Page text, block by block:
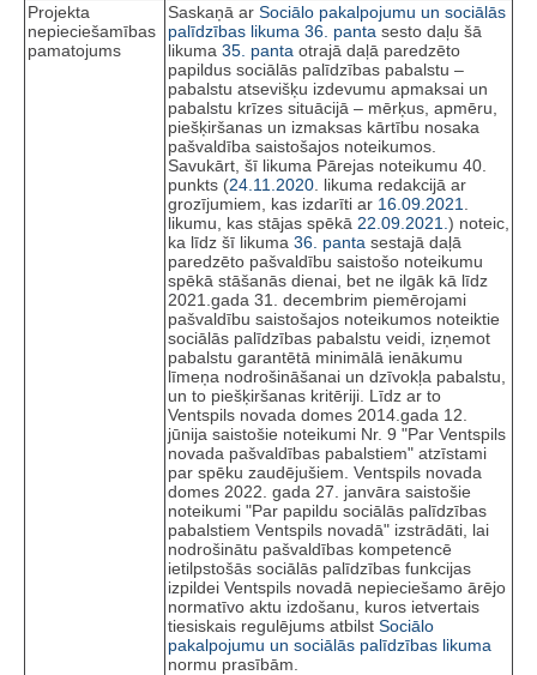
Projekta
nepieciešamības
pamatojums
Saskaņā ar Sociālo pakalpojumu un sociālās
palīdzības likuma 36. panta sesto daļu šā
likuma 35. panta otrajā daļā paredzēto
papildus sociālās palīdzības pabalstu –
pabalstu atsevišķu izdevumu apmaksai un
pabalstu krīzes situācijā – mērķus, apmēru,
piešķiršanas un izmaksas kārtību nosaka
pašvaldība saistošajos noteikumos.
Savukārt, šī likuma Pārejas noteikumu 40.
punkts (24.11.2020 . likuma redakcijā ar
grozījumiem, kas izdarīti ar 16.09.2021
likumu, kas stājas spēkā 22.09.2021. ) noteic,
ka līdz šī likuma 36. panta sestajā daļā
paredzēto pašvaldību saistošo noteikumu
spēkā stāšanās dienai, bet ne ilgāk kā līdz
2021.gada 31. decembrim piemērojami
pašvaldību saistošajos noteikumos noteiktie
sociālās palīdzības pabalstu veidi, izņemot
pabalstu garantētā minimālā ienākumu
līmeņa nodrošināšanai un dzīvokļa pabalstu,
un to piešķiršanas kritēriji. Līdz ar to
Ventspils novada domes 2014.gada 12.
jūnija saistošie noteikumi Nr. 9 "Par Ventspils
novada pašvaldības pabalstiem" atzīstami
par spēku zaudējušiem. Ventspils novada
domes 2022. gada 27. janvāra saistošie
noteikumi "Par papildu sociālās palīdzības
pabalstiem Ventspils novadā" izstrādāti, lai
nodrošinātu pašvaldības kompetencē
ietilpstošās sociālās palīdzības funkcijas
izpildei Ventspils novadā nepieciešamo ārējo
normatīvo aktu izdošanu, kuros ietvertais
tiesiskais regulējums atbilst Sociālo
pakalpojumu un sociālās palīdzības likuma
normu prasībām.